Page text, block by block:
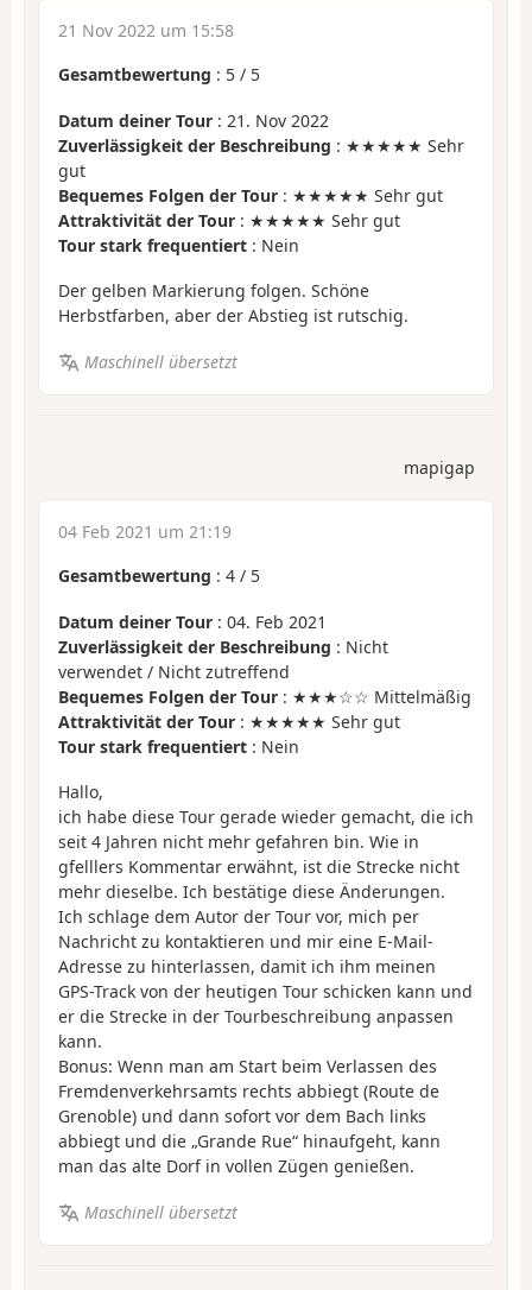
21 Nov 2022 um 15:58
Gesamtbewertung : 5 / 5
Datum deiner Tour : 21. Nov 2022
Zuverlässigkeit der Beschreibung : ★★★★★ Sehr
gut
Bequemes Folgen der Tour : ★★★★★ Sehr gut
Attraktivität der Tour : ★★★★★ Sehr gut
Tour stark frequentiert : Nein
Der gelben Markierung folgen. Schöne
Herbstfarben, aber der Abstieg ist rutschig.
Maschinell übersetzt
mapigap
04 Feb 2021 um 21:19
Gesamtbewertung : 4 / 5
Datum deiner Tour : 04. Feb 2021
Zuverlässigkeit der Beschreibung : Nicht
verwendet / Nicht zutreffend
Bequemes Folgen der Tour : ★★★☆☆ Mittelmäßig
Attraktivität der Tour : ★★★★★ Sehr gut
Tour stark frequentiert : Nein
Hallo,
ich habe diese Tour gerade wieder gemacht, die ich
seit 4 Jahren nicht mehr gefahren bin. Wie in
gfelllers Kommentar erwähnt, ist die Strecke nicht
mehr dieselbe. Ich bestätige diese Änderungen.
Ich schlage dem Autor der Tour vor, mich per
Nachricht zu kontaktieren und mir eine E-Mail-
Adresse zu hinterlassen, damit ich ihm meinen
GPS-Track von der heutigen Tour schicken kann und
er die Strecke in der Tourbeschreibung anpassen
kann.
Bonus: Wenn man am Start beim Verlassen des
Fremdenverkehrsamts rechts abbiegt (Route de
Grenoble) und dann sofort vor dem Bach links
abbiegt und die „Grande Rue“ hinaufgeht, kann
man das alte Dorf in vollen Zügen genießen.
Maschinell übersetzt